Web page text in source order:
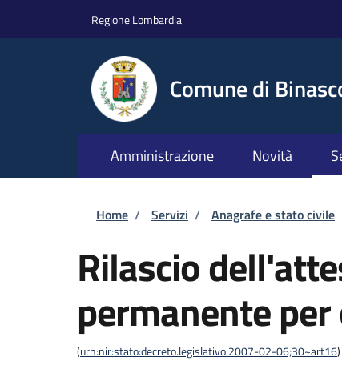
Regione Lombardia
Comune di
Amministrazione Novità
Briciole di pane
Home / Servizi / Anagrafe e stato civile
Rilascio
permanente
(urn:nir:stato:decreto.legislativo:2007-02-06;30~art16)